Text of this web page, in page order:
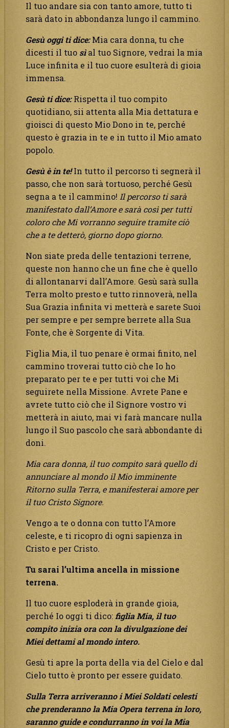
Il tuo andare sia con tanto amore, tutto ti
sarà dato in abbondanza lungo il cammino.
Gesù oggi ti dice:Mia cara donna, tu che
dicesti il tuo sìal tuo Signore, vedrai la mia
Luce infinita e il tuo cuore esulterà di gioia
immensa.
Gesù ti dice:Rispetta il tuo compito
quotidiano, sii attenta alla Mia dettatura e
gioisci di questo Mio Dono in te, perché
questo è grazia in te e in tutto il Mio amato
popolo.
Gesù è in te!In tutto il percorso ti segnerà il
passo, che non sarà tortuoso, perché Gesù
segna a te il cammino! Il percorso ti sarà
manifestato dall’Amore e sarà così per tutti
coloro che Mi vorranno seguire tramite ciò
che a te detterò, giorno dopo giorno.
Non siate preda delle tentazioni terrene,
queste non hanno che un fine che è quello
di allontanarvi dall’Amore. Gesù sarà sulla
Terra molto presto e tutto rinnoverà, nella
Sua Grazia infinita vi metterà e sarete Suoi
per sempre e per sempre berrete alla Sua
Fonte, che è Sorgente di Vita.
Figlia Mia, il tuo penare è ormai finito, nel
cammino troverai tutto ciò che Io ho
preparato per te e per tutti voi che Mi
seguirete nella Missione. Avrete Pane e
avrete tutto ciò che il Signore vostro vi
metterà in aiuto, mai vi farà mancare nulla
lungo il Suo pascolo che sarà abbondante di
doni.
Mia cara donna, il tuo compito sarà quello di
annunciare al mondo il Mio imminente
Ritorno sulla Terra, e manifesterai amore per
il tuo Cristo Signore.
Vengo a te o donna con tutto l’Amore
celeste, e ti ricopro di ogni sapienza in
Cristo e per Cristo.
Tu sarai l’ultima ancella in missione
terrena.
Il tuo cuore esploderà in grande gioia,
perché Io oggi ti dico:figlia Mia, il tuo
compito inizia ora con la divulgazione dei
Miei dettami al mondo intero.
Gesù ti apre la porta della via del Cielo e dal
Cielo tutto è pronto per essere guidato.
Sulla Terra arriveranno i Miei Soldati celesti
che prenderanno la Mia Opera terrena in loro,
saranno guide e condurranno in voi la Mia